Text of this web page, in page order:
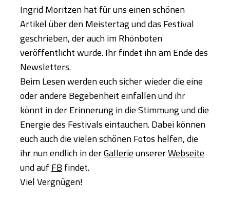
Ingrid Moritzen hat für uns einen schönen
Artikel über den Meistertag und das Festival
geschrieben, der auch im Rhönboten
veröffentlicht wurde. Ihr findet ihn am Ende des
Newsletters.
Beim Lesen werden euch sicher wieder die eine
oder andere Begebenheit einfallen und ihr
könnt in der Erinnerung in die Stimmung und die
Energie des Festivals eintauchen. Dabei können
euch auch die vielen schönen Fotos helfen, die
ihr nun endlich in derGallerieunsererWebseite
und aufFBfindet.
Viel Vergnügen!